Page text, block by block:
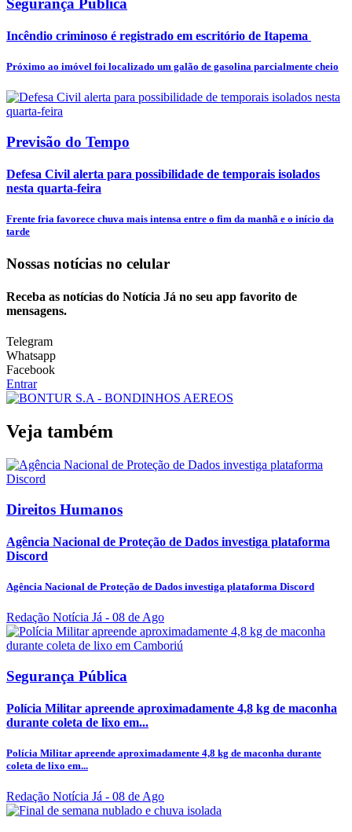
Incêndio criminoso é registrado em escritório de Itapema
Próximo ao imóvel foi localizado um galão de gasolina parcialmente cheio
Previsão do Tempo
Defesa Civil alerta para possibilidade de temporais isolados
nesta quarta-feira
Frente fria favorece chuva mais intensa entre o fim da manhã e o início da
tarde
Nossas notícias no celular
Receba as notícias do Notícia Já no seu app favorito de
mensagens.
Telegram
Whatsapp
Facebook
Entrar
Veja também
Direitos Humanos
Agência Nacional de Proteção de Dados investiga plataforma
Discord
Agência Nacional de Proteção de Dados investiga plataforma Discord
Redação Notícia Já - 08 de Ago
Segurança Pública
Polícia Militar apreende aproximadamente 4,8 kg de maconha
durante coleta de lixo em...
Polícia Militar apreende aproximadamente 4,8 kg de maconha durante
coleta de lixo em...
Redação Notícia Já - 08 de Ago